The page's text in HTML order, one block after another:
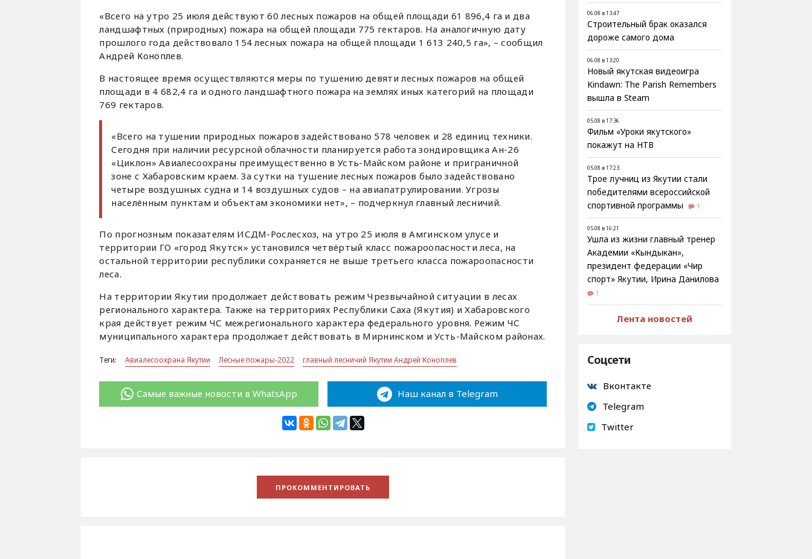
«Всего на утро 25 июля действуют 60 лесных пожаров на общей площади 61 896,4 га и два
ландшафтных (природных) пожара на общей площади 775 гектаров. На аналогичную дату
прошлого года действовало 154 лесных пожара на общей площади 1 613 240,5 га», – сообщил
Андрей Коноплев.
В настоящее время осуществляются меры по тушению девяти лесных пожаров на общей
площади в 4 682,4 га и одного ландшафтного пожара на землях иных категорий на площади
769 гектаров.
«Всего на тушении природных пожаров задействовано 578 человек и 28 единиц техники.
Сегодня при наличии ресурсной облачности планируется работа зондировщика Ан-26
«Циклон» Авиалесоохраны преимущественно в Усть-Майском районе и приграничной
зоне с Хабаровским краем. За сутки на тушение лесных пожаров было задействовано
четыре воздушных судна и 14 воздушных судов – на авиапатрулировании. Угрозы
населённым пунктам и объектам экономики нет», – подчеркнул главный лесничий.
По прогнозным показателям ИСДМ-Рослесхоз, на утро 25 июля в Амгинском улусе и
территории ГО «город Якутск» установился четвёртый класс пожароопасности леса, на
остальной территории республики сохраняется не выше третьего класса пожароопасности
леса.
На территории Якутии продолжает действовать режим Чрезвычайной ситуации в лесах
регионального характера. Также на территориях Республики Саха (Якутия) и Хабаровского
края действует режим ЧС межрегионального характера федерального уровня. Режим ЧС
муниципального характера продолжает действовать в Мирнинском и Усть-Майском районах.
Теги: Авиалесоохрана Якутии Лесные пожары-2022 главный лесничий Якутии Андрей Коноплев
Самые важные новости в WhatsApp Наш канал в Telegram
06.08 в 13:47
Строительный брак оказался
дороже самого дома
06.08 в 13:20
Новый якутская видеоигра
Kindawn: The Parish Remembers
вышла в Steam
05.08 в 17:36
Фильм «Уроки якутского»
покажут на НТВ
05.08 в 17:23
Трое лучниц из Якутии стали
победителями всероссийской
спортивной программы
1
05.08 в 16:21
Ушла из жизни главный тренер
Академии «Кындыкан»,
президент федерации «Чир
спорт» Якутии, Ирина Данилова
1
Лента новостей
Соцсети
Вконтакте
Telegram
Twitter